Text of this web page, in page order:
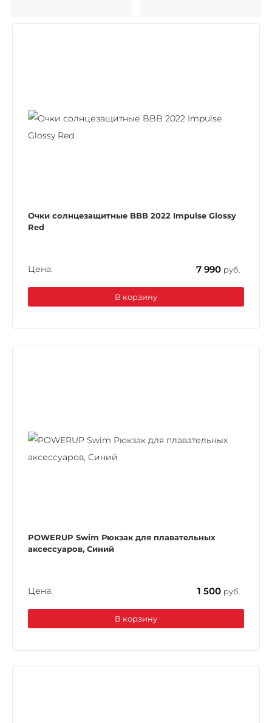
Очки солнцезащитные BBB 2022 Impulse Glossy
Red
Цена: 7 990 руб.
В корзину
POWERUP Swim Рюкзак для плавательных
аксессуаров, Синий
Цена: 1 500 руб.
В корзину